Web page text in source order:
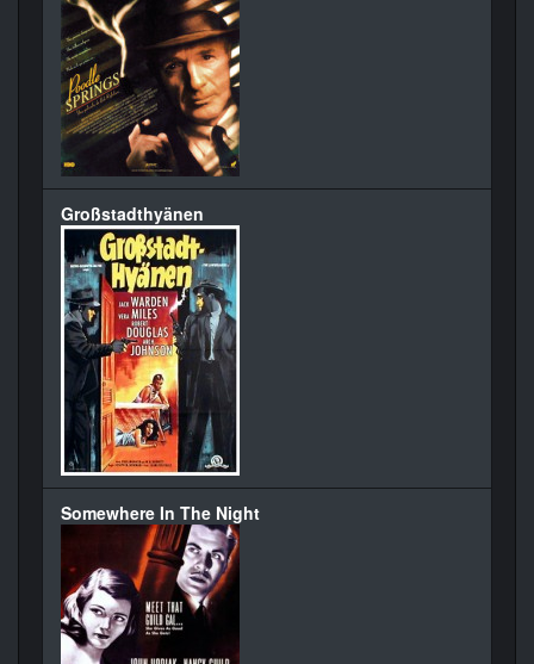
Großstadthyänen
Somewhere In The Night